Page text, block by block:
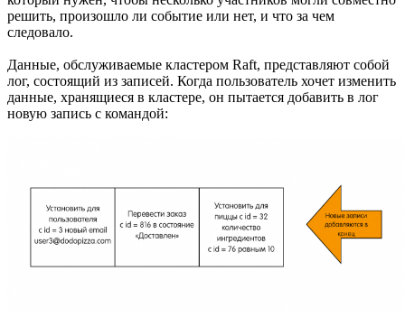
решить, произошло ли событие или нет, и что за чем
следовало.
Данные, обслуживаемые кластером Raft, представляют собой
лог, состоящий из записей. Когда пользователь хочет изменить
данные, хранящиеся в кластере, он пытается добавить в лог
новую запись с командой: